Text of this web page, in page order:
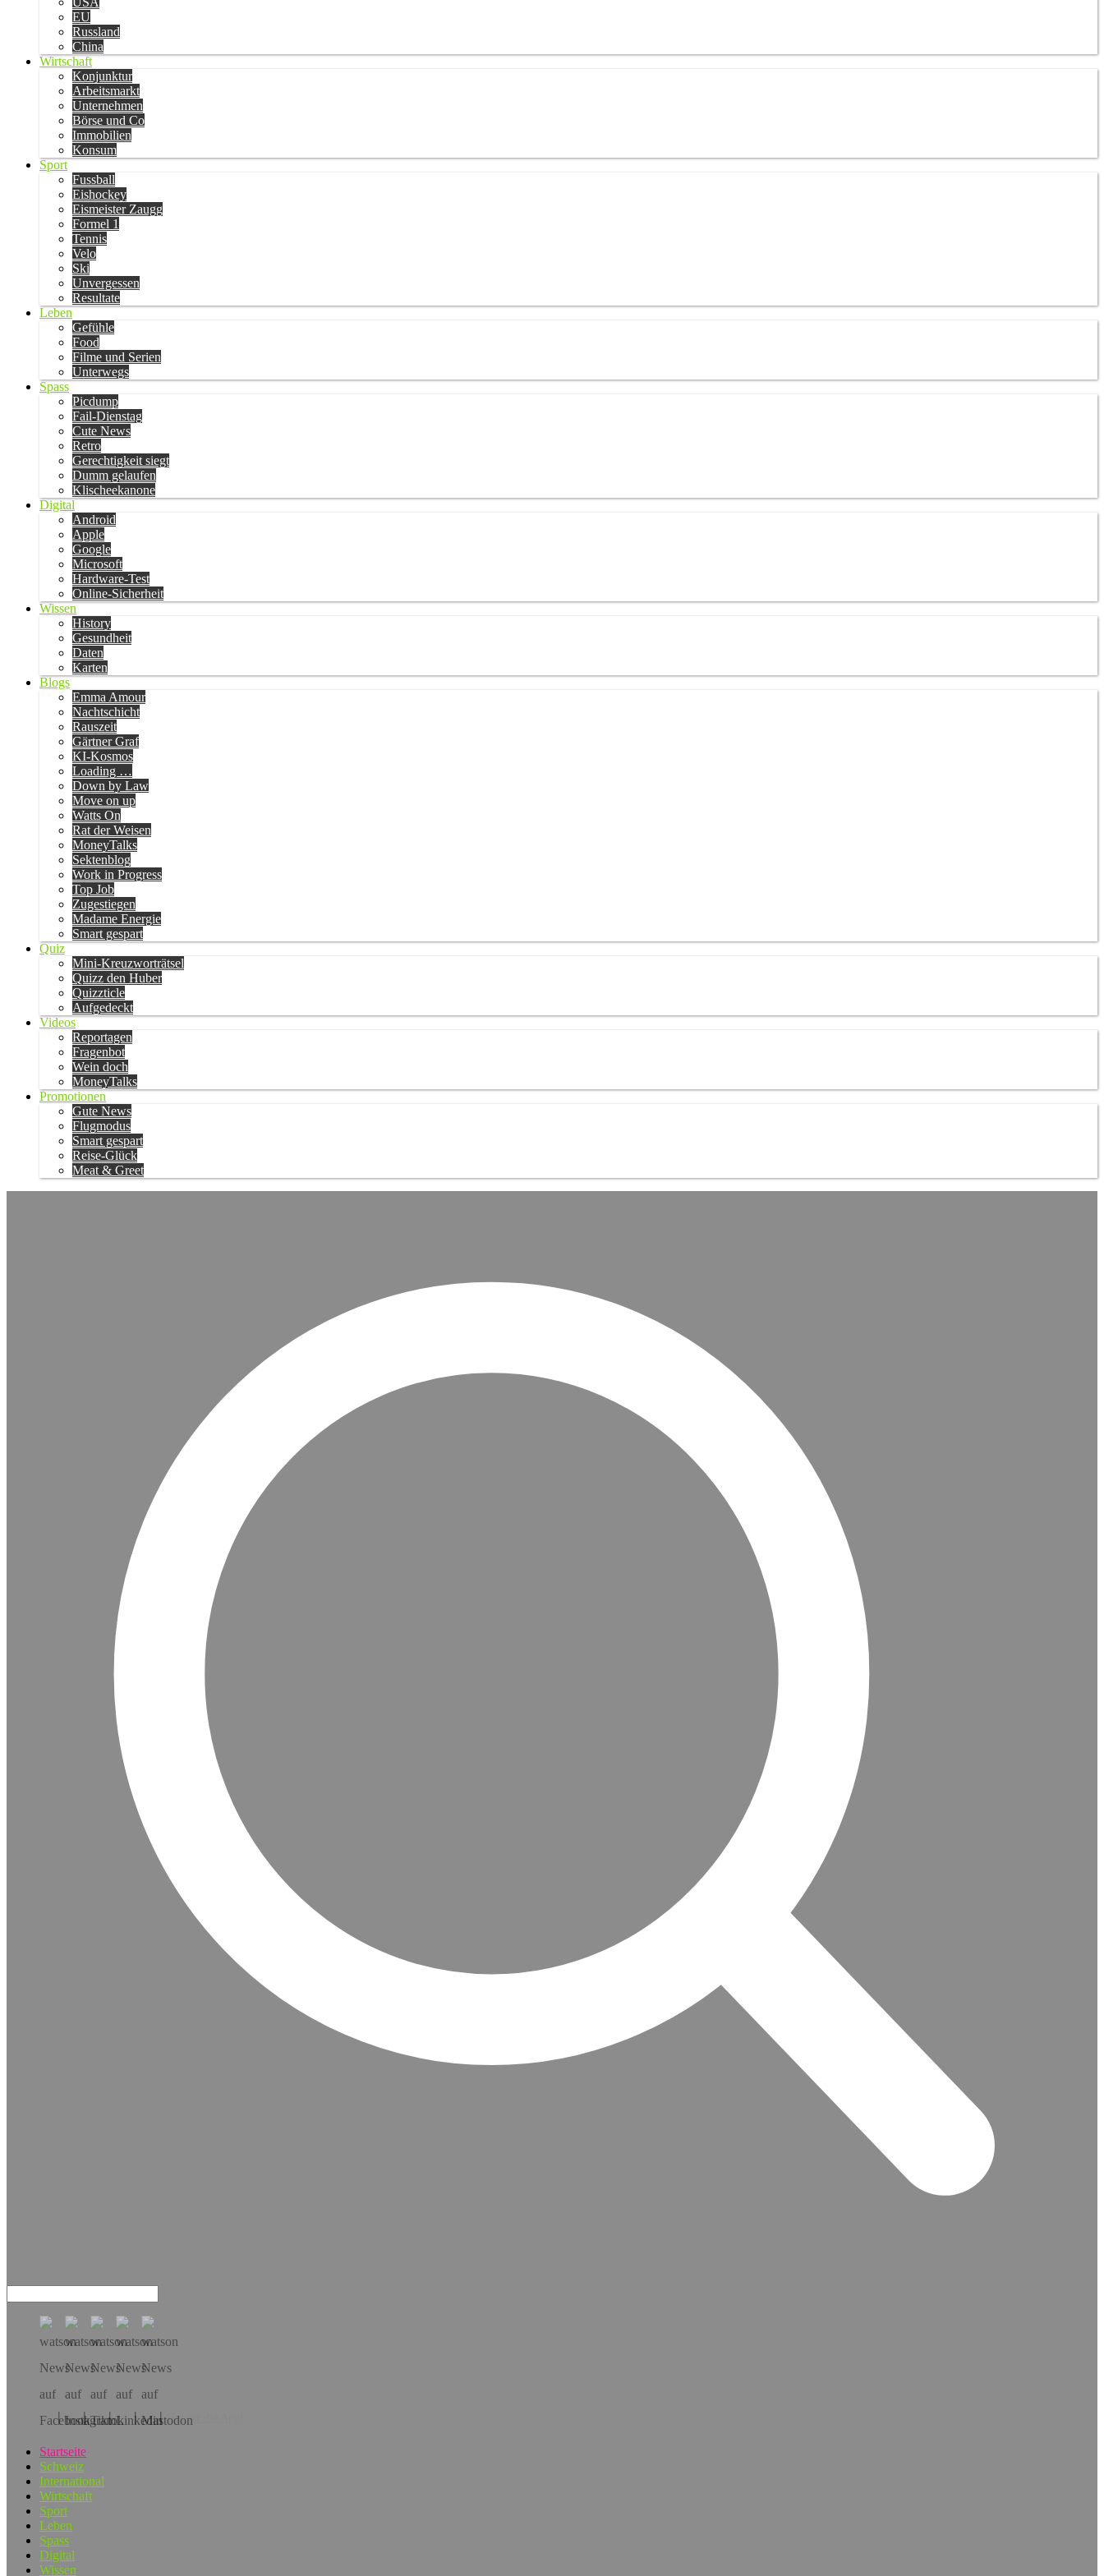
EU
Russland
China
Wirtschaft
Konjunktur
Arbeitsmarkt
Unternehmen
Börse und Co
Immobilien
Konsum
Sport
Fussball
Eishockey
Eismeister Zaugg
Formel 1
Tennis
Velo
Ski
Unvergessen
Resultate
Leben
Gefühle
Food
Filme und Serien
Unterwegs
Spass
Picdump
Fail-Dienstag
Cute News
Retro
Gerechtigkeit siegt
Dumm gelaufen
Klischeekanone
Digital
Android
Apple
Google
Microsoft
Hardware-Test
Online-Sicherheit
Wissen
History
Gesundheit
Daten
Karten
Blogs
Emma Amour
Nachtschicht
Rauszeit
Gärtner Graf
KI-Kosmos
Loading …
Down by Law
Move on up
Watts On
Rat der Weisen
MoneyTalks
Sektenblog
Work in Progress
Top Job
Zugestiegen
Madame Energie
Smart gespart
Quiz
Mini-Kreuzworträtsel
Quizz den Huber
Quizzticle
Aufgedeckt
Videos
Reportagen
Fragenbot
Wein doch
MoneyTalks
Promotionen
Gute News
Flugmodus
Smart gespart
Reise-Glück
Meat & Greet
Hol dir die App!
Startseite
Schweiz
International
Wirtschaft
Sport
Leben
Spass
Digital
Wissen